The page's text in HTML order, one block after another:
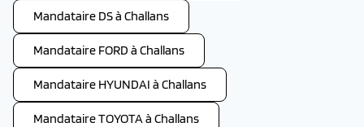
Mandataire DS à Challans
Mandataire FORD à Challans
Mandataire HYUNDAI à Challans
Mandataire TOYOTA à Challans